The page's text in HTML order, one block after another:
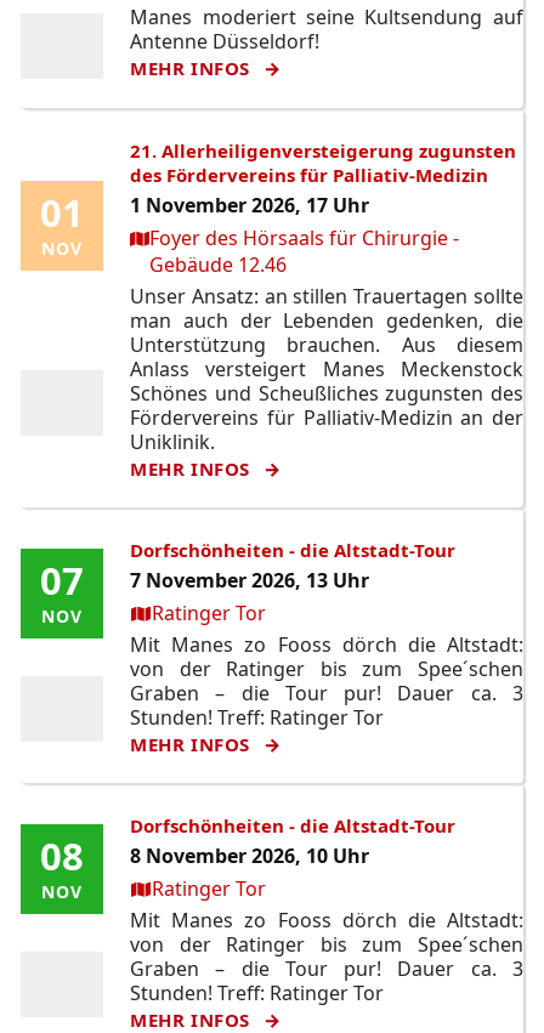
Manes moderiert seine Kultsendung auf
Antenne Düsseldorf!
MEHR INFOS
01
NOV
01
NOV
21. Allerheiligenversteigerung zugunsten
des Fördervereins für Palliativ-Medizin
1 November 2026, 17 Uhr
Ort:Foyer des Hörsaals für Chirurgie -
Gebäude 12.46
Unser Ansatz: an stillen Trauertagen sollte
man auch der Lebenden gedenken, die
Unterstützung brauchen. Aus diesem
Anlass versteigert Manes Meckenstock
Schönes und Scheußliches zugunsten des
Fördervereins für Palliativ-Medizin an der
Uniklinik.
MEHR INFOS
07
NOV
07
NOV
Dorfschönheiten - die Altstadt-Tour
7 November 2026, 13 Uhr
Ort:Ratinger Tor
Mit Manes zo Fooss dörch die Altstadt:
von der Ratinger bis zum Spee´schen
Graben – die Tour pur! Dauer ca. 3
Stunden! Treff: Ratinger Tor
MEHR INFOS
08
NOV
08
NOV
Dorfschönheiten - die Altstadt-Tour
8 November 2026, 10 Uhr
Ort:Ratinger Tor
Mit Manes zo Fooss dörch die Altstadt:
von der Ratinger bis zum Spee´schen
Graben – die Tour pur! Dauer ca. 3
Stunden! Treff: Ratinger Tor
MEHR INFOS